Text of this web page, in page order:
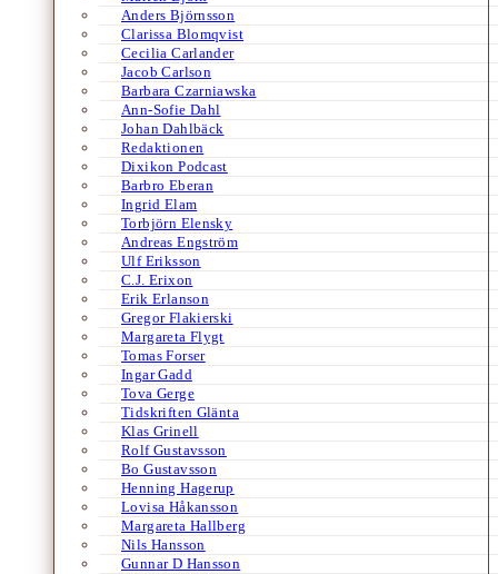
Anders Björnsson
Clarissa Blomqvist
Cecilia Carlander
Jacob Carlson
Barbara Czarniawska
Ann-Sofie Dahl
Johan Dahlbäck
Redaktionen
Dixikon Podcast
Barbro Eberan
Ingrid Elam
Torbjörn Elensky
Andreas Engström
Ulf Eriksson
C.J. Erixon
Erik Erlanson
Gregor Flakierski
Margareta Flygt
Tomas Forser
Ingar Gadd
Tova Gerge
Tidskriften Glänta
Klas Grinell
Rolf Gustavsson
Bo Gustavsson
Henning Hagerup
Lovisa Håkansson
Margareta Hallberg
Nils Hansson
Gunnar D Hansson